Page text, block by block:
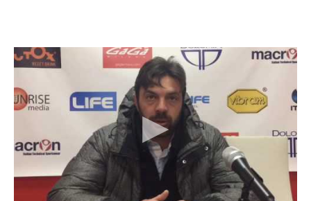
“Prestazione non all’altezza delle partite